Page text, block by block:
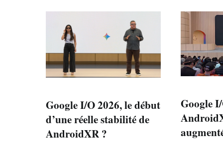
Google I/O 2026, le début
d’une réelle stabilité de
AndroidXR ?
Google